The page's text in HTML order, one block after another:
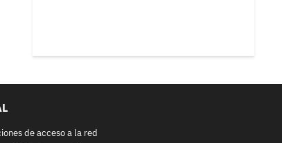
de acceso a la red